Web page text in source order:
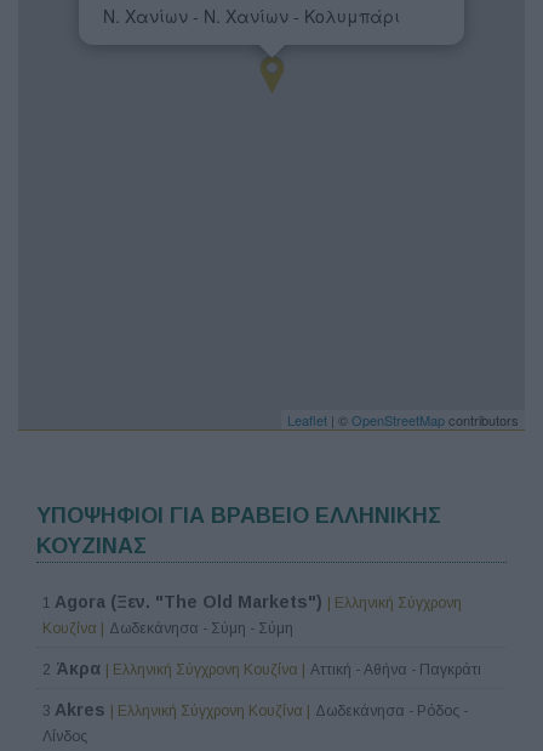
Ν. Χανίων - Ν. Χανίων - Κολυμπάρι
Leaflet | © OpenStreetMapcontributors
ΥΠΟΨΗΦΙΟΙ ΓΙΑ ΒΡΑΒΕΙΟ ΕΛΛΗΝΙΚΗΣ
ΚΟΥΖΙΝΑΣ
1 Agora (Ξεν. "The Old Markets") | Ελληνική Σύγχρονη
Κουζίνα | Δωδεκάνησα - Σύμη - Σύμη
2 Άκρα | Ελληνική Σύγχρονη Κουζίνα | Αττική - Αθήνα - Παγκράτι
3 Akres | Ελληνική Σύγχρονη Κουζίνα | Δωδεκάνησα - Ρόδος -
Λίνδος